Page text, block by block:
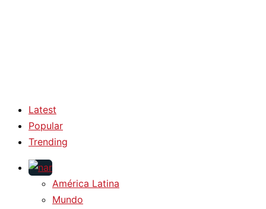
Latest
Popular
Trending
América Latina
Mundo